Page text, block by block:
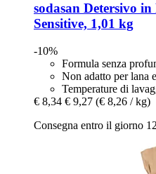
sodasan Detersivo
Sensitive, 1,01 kg
-10%
Formula senza
Non adatto per lana
Temperature di
€ 8,34 € 9,27 (€ 8,26 / kg)
Consegna entro il giorno